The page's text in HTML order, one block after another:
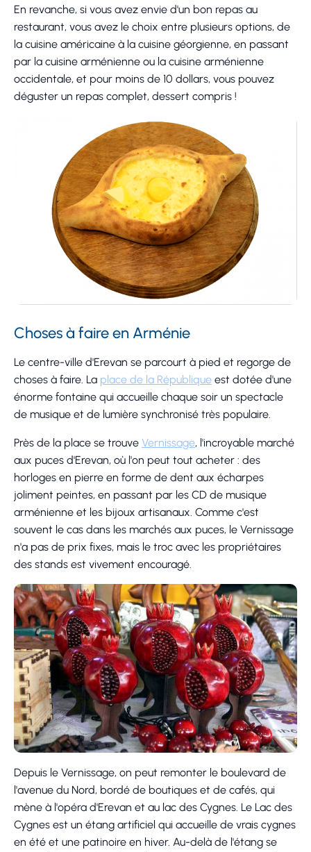
En revanche, si vous avez envie d'un bon repas au
restaurant, vous avez le choix entre plusieurs options, de
la cuisine américaine à la cuisine géorgienne, en passant
par la cuisine arménienne ou la cuisine arménienne
occidentale, et pour moins de 10 dollars, vous pouvez
déguster un repas complet, dessert compris !
Choses à faire en Arménie
Le centre-ville d'Erevan se parcourt à pied et regorge de
choses à faire. La place de la République est dotée d'une
énorme fontaine qui accueille chaque soir un spectacle
de musique et de lumière synchronisé très populaire.
Près de la place se trouve Vernissage, l'incroyable marché
aux puces d'Erevan, où l'on peut tout acheter : des
horloges en pierre en forme de dent aux écharpes
joliment peintes, en passant par les CD de musique
arménienne et les bijoux artisanaux. Comme c'est
souvent le cas dans les marchés aux puces, le Vernissage
n'a pas de prix fixes, mais le troc avec les propriétaires
des stands est vivement encouragé.
Depuis le Vernissage, on peut remonter le boulevard de
l'avenue du Nord, bordé de boutiques et de cafés, qui
mène à l'opéra d'Erevan et au lac des Cygnes. Le Lac des
Cygnes est un étang artificiel qui accueille de vrais cygnes
en été et une patinoire en hiver. Au-delà de l'étang se